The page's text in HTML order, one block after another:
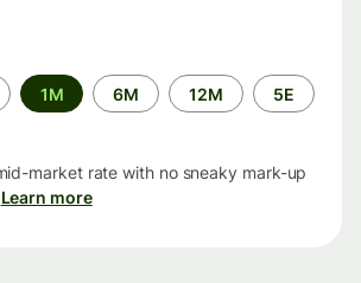
1M 6M 12M 5Ε
market rate with no sneaky mark-up
Learn more